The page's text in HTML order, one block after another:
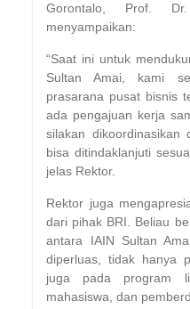
Gorontalo, Prof.
menyampaikan:
“Saat ini untuk
Sultan Amai, kami
prasarana pusat bisnis
ada pengajuan kerja
silakan dikoordinasikan
bisa ditindaklanjuti
jelas Rektor.
Rektor juga
dari pihak BRI. Beliau
antara IAIN Sultan
diperluas, tidak hanya
juga pada program
mahasiswa, dan